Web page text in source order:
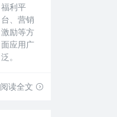
福利平
台、营销
激励等方
面应用广
泛。
阅读全文